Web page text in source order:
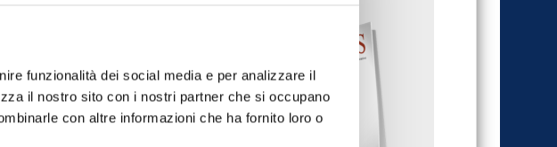
funzionalità dei social media e per analizzare il
il nostro sito con i nostri partner che si occupano
con altre informazioni che ha fornito loro o
“Quale
che è carta
scoperti
sinistro o, se si
o non